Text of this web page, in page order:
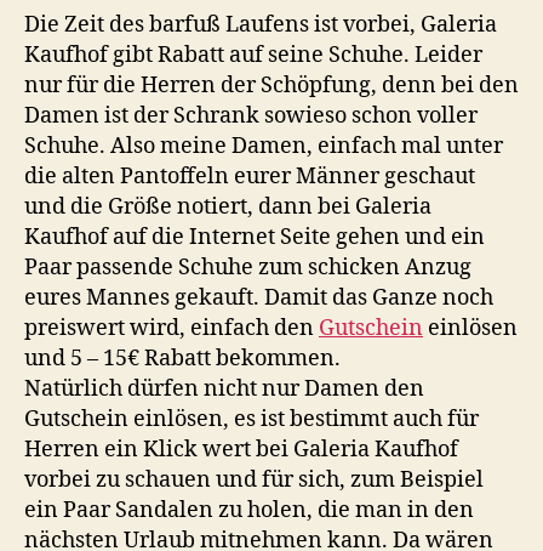
Rabatt
auf
seine
Herren
–
Schuhe
Die Zeit des barfuß Laufens ist vorbei, Galeria
Kaufhof gibt Rabatt auf seine Schuhe. Leider
nur für die Herren der Schöpfung, denn bei den
Damen ist der Schrank sowieso schon voller
Schuhe. Also meine Damen, einfach mal unter
die alten Pantoffeln eurer Männer geschaut
und die Größe notiert, dann bei Galeria
Kaufhof auf die Internet Seite gehen und ein
Paar passende Schuhe zum schicken Anzug
eures Mannes gekauft. Damit das Ganze noch
preiswert wird, einfach den Gutschein einlösen
und 5 – 15€ Rabatt bekommen.
Natürlich dürfen nicht nur Damen den
Gutschein einlösen, es ist bestimmt auch für
Herren ein Klick wert bei Galeria Kaufhof
vorbei zu schauen und für sich, zum Beispiel
ein Paar Sandalen zu holen, die man in den
nächsten Urlaub mitnehmen kann. Da wären